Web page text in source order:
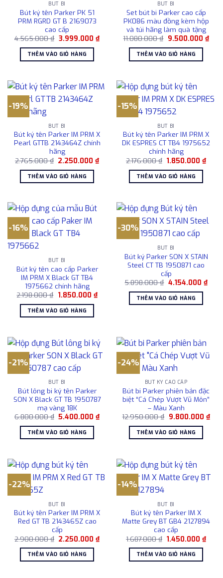
BÚT BI
Bút ký tên Parker PK 51
PRM RGRD GT B 2169073
cao cấp
4.565.000₫ Giá
là:
4.565.000 ₫.
3.999.000 ₫Giá
3.999.000 ₫.
THÊM VÀO GIỎ HÀNG
BÚT BI
Set bút bi Parker cao cấp
PK086 màu đồng kèm hộp
và túi hãng làm quà tặng
11.080.000₫ Giá
là:
11.080.000 ₫.
9.500.000 ₫Giá
THÊM VÀO GIỎ HÀNG
-19%
BÚT BI
Bút ký tên Parker IM PRM X
Pearl GTTB 2143464Z chính
hãng
2.765.000₫ Giá
là:
2.765.000 ₫.
2.250.000₫Giá
hiện
2.250.000 ₫.
THÊM VÀO GIỎ HÀNG
-15%
BÚT BI
Bút ký tên Parker IM PRM X
DK ESPRES CT TB4 1975652
chính hãng
2.176.000₫ Giá
là:
2.176.000 ₫.
1.850.000₫Giá
hiện
THÊM VÀO GIỎ HÀNG
-16%
BÚT BI
Bút ký tên cao cấp Parker
IM PRM X Black GT TB4
1975662 chính hãng
2.198.000₫ Giá
là:
2.198.000 ₫.
1.850.000 ₫Giá
hiện
THÊM VÀO GIỎ HÀNG
-30%
BÚT BI
Bút ký Parker SON X STAIN
Steel CT TB 1950871 cao
cấp
5.898.000₫ Giá
là:
5.898.000 ₫.
4.154.000 ₫Giá
hiện
THÊM VÀO GIỎ HÀNG
-21%
BÚT BI
Bút lông bi ký tên Parker
SON X Black GT TB 1950787
mạ vàng 18K
6.800.000₫ Giá
là:
6.800.000 ₫.
5.400.000₫Giá
THÊM VÀO GIỎ HÀNG
-24%
BÚT KÝ CAO CẤP
Bút bi Parker phiên bản đặc
biệt “Cá Chép Vượt Vũ Môn”
– Màu Xanh
12.950.000₫ Giá
là:
12.950.000 ₫.
9.800.000 ₫Giá
THÊM VÀO GIỎ HÀNG
-22%
BÚT BI
Bút ký tên Parker IM PRM X
Red GT TB 2143465Z cao
cấp
2.900.000₫ Giá
là:
2.900.000 ₫.
2.250.000₫Giá
hiện
2.250.000 ₫.
THÊM VÀO GIỎ HÀNG
-14%
BÚT BI
Bút ký tên Parker IM X
Matte Grey BT GB4 2127894
cao cấp
1.687.000₫ Giá
là:
1.687.000 ₫.
1.450.000₫Giá
hiện
THÊM VÀO GIỎ HÀNG